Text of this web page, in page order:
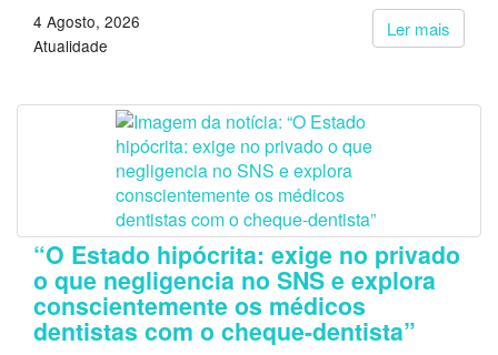
Ler mais
4 Agosto, 2026
Atualidade
“O Estado hipócrita: exige no privado
o que negligencia no SNS e explora
conscientemente os médicos
dentistas com o cheque-dentista”